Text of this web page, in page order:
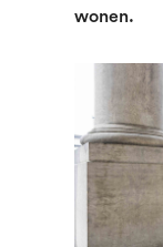
wonen.